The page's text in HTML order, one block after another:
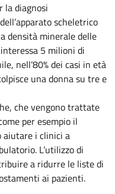
diagnosi
scheletrico
densità minerale delle
5 milioni di
nell’80% dei casi in età
una donna su tre e
che vengono trattate
per esempio il
aiutare i clinici a
L’utilizzo di
a ridurre le liste di
ai pazienti.